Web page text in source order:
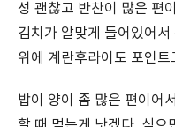
성 괜찮고 반찬이 많은 편
김치가 알맞게 들어있어
위에 계란후라이도 포인트
밥이 양이 좀 많은 편이어